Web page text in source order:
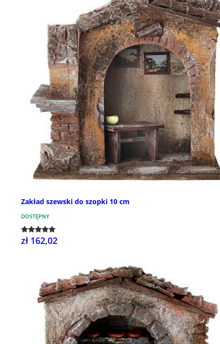
Zakład szewski do szopki 10 cm
DOSTĘPNY
zł 162,02